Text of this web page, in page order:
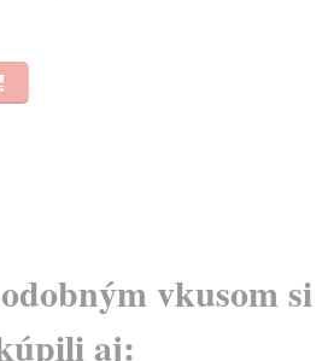
vkusom si
aj: